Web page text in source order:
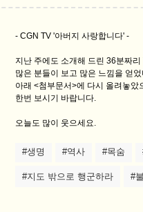
- CGN TV '아버지 사랑합니다' -
지난 주에도 소개해 드린 36분짜리
많은 분들이 보고 많은 느낌을 얻
아래 <첨부문서>에 다시 올려놓았
한번 보시기 바랍니다.
오늘도 많이 웃으세요.
#생명 #역사 #목숨
#지도 밖으로 행군하라 #